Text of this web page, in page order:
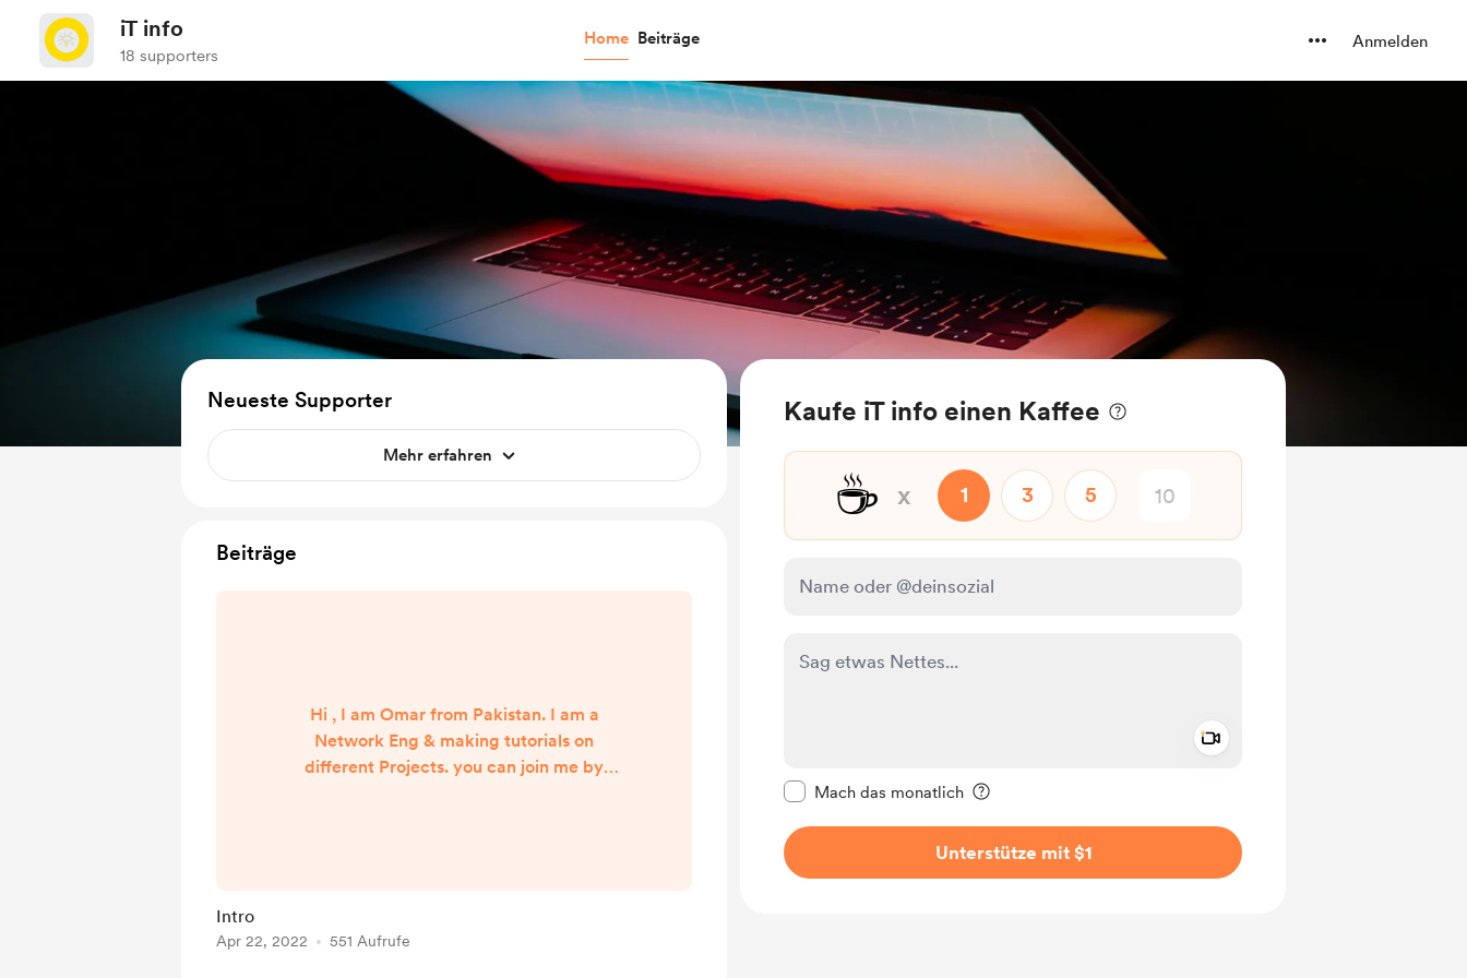
iT info
18 supporters
Home Beiträge Anmelden
Kaufe iT info einen Kaffee
☕ x 1 3 5
Mach das monatlich
Unterstütze mit $1
Neueste Supporter
Mehr erfahren
Beiträge
Hi , I am Omar from Pakistan. I am a
Network Eng & making tutorials on
different Projects. you can join me by
Intro
Apr 22, 2022 551 Aufrufe